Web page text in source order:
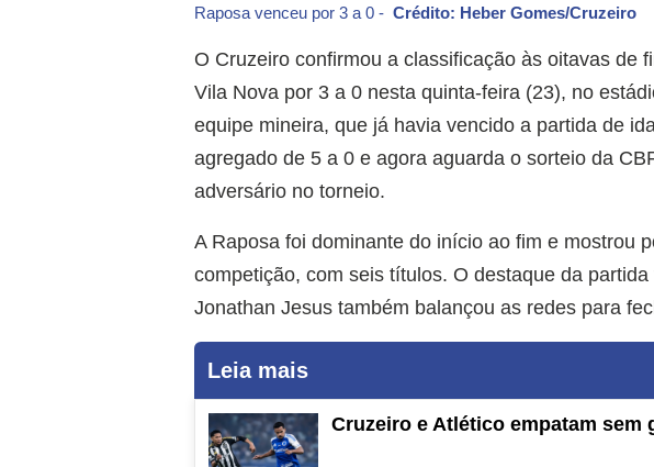
Raposa venceu por 3 a 0 -Crédito: Heber Gomes/Cruzeiro
O Cruzeiro confirmou a classificação às oitavas de
Vila Nova por 3 a 0 nesta quinta-feira (23), no
equipe mineira, que já havia vencido a partida de
agregado de 5 a 0 e agora aguarda o sorteio da
adversário no torneio.
A Raposa foi dominante do início ao fim e mostrou
competição, com seis títulos. O destaque da
Jonathan Jesus também balançou as redes para
Leia mais
Cruzeiro e Atlético empatam sem